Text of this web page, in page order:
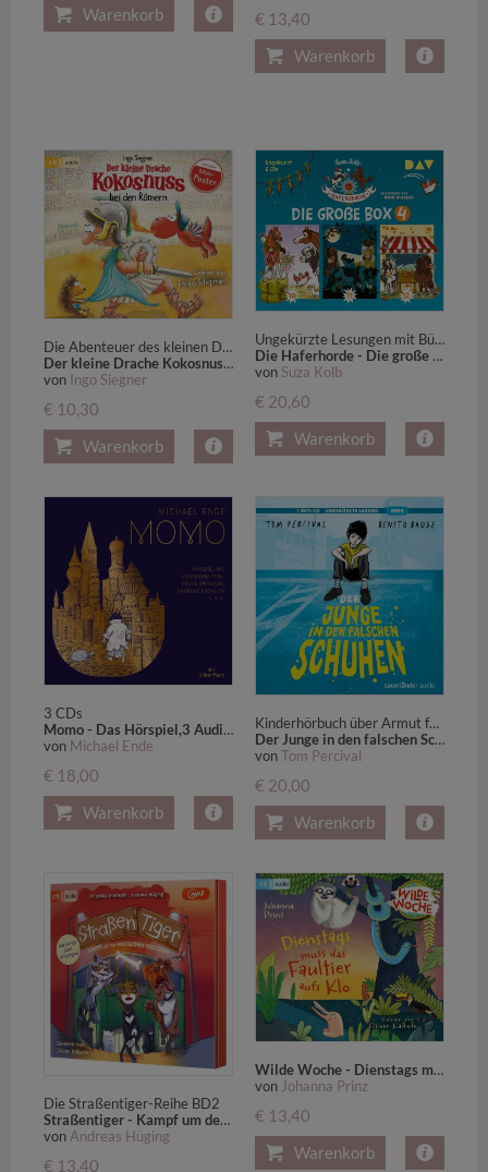
Warenkorb
€ 13,40
Warenkorb
Die Abenteuer des kleinen Drac
Der kleine Drache Kokosnuss bei den Römern,1 Audio-CD
von Ingo Siegner
€ 10,30
Warenkorb
Ungekürzte Lesungen mit Bürger Lars Dietrich (6 CDs)
Die Haferhorde - Die große Box 4 (Teil 10-12),6 Audio-CD
von Suza Kolb
€ 20,60
Warenkorb
3 CDs
Momo - Das Hörspiel,3 Audio-CD
von Michael Ende
€ 18,00
Warenkorb
Kinderhörbuch über Armut für Kinder ab 8 Jahren
Der Junge in den falschen Schuhen,1 Audio-CD, 1 MP3
vonTom Percival
€ 20,00
Warenkorb
Die Straßentiger-Reihe BD2
Straßentiger - Kampf um den magischen Knochen,2 Audio-CD
vonAndreas Hüging
€ 13,40
Wilde Woche - Dienstags muss das Faultier aufs Klo,2 Audio-CD
von Johanna Prinz
€ 13,40
Warenkorb